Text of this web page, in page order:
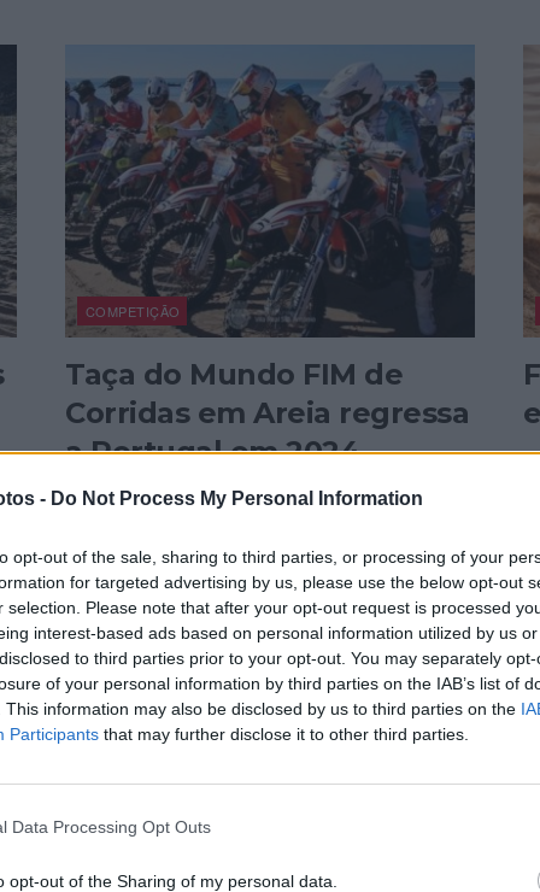
- Do Not Process My Personal Information
opt-out of the sale, sharing to third parties, or processing of your
for targeted advertising by us, please use the below opt-out
selection. Please note that after your opt-out request is processed
interest-based ads based on personal information utilized by us
to third parties prior to your opt-out. You may separately
of your personal information by third parties on the IAB’s list of
This information may also be disclosed by us to third parties on the
Participants that may further disclose it to other third parties.
Data Processing Opt Outs
opt-out of the Sharing of my personal data.
COMPETIÇÃO
Taça do Mundo FIM de
Corridas em Areia regressa
a Portugal em 2024
A FIM (Federação Internacional de Motociclismo)
Mundo de Corridas em...
POR REDAÇÃO 17 JANEIRO, 2024
A